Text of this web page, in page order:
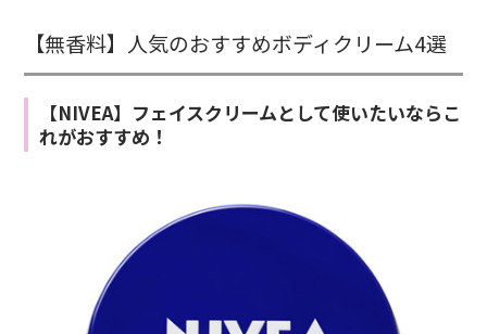
【無香料】人気のおすすめボディクリーム4選
【NIVEA】フェイスクリームとして使いたいならこ
れがおすすめ！